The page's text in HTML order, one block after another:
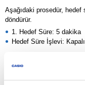
Aşağıdaki prosedür, hedef
döndürür.
1. Hedef Süre: 5 dakika
Hedef Süre İşlevi: Kapalı